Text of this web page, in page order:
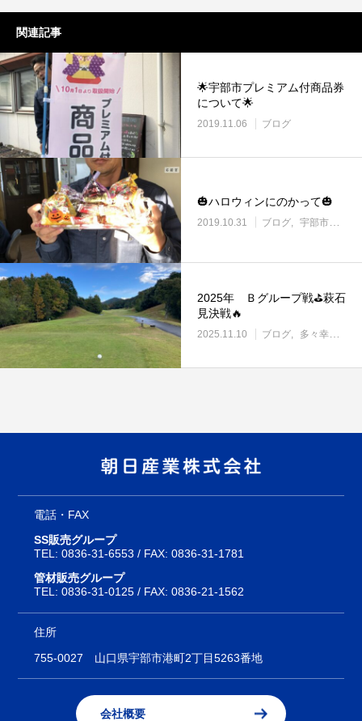
関連記事
🌟宇部市プレミアム付商品券
について🌟
2019.11.06 ブログ
🎃ハロウィンにのかって🎃
2019.10.31 ブログ 宇部市働き方改革に取り組む企業
2025年 Ｂグループ戦⛳萩石
見決戦🔥
2025.11.10 ブログ 多々幸会⛳
電話・FAX
SS販売グループ
TEL:0836-31-6553 / FAX: 0836-31-1781
管材販売グループ
TEL:0836-31-0125 / FAX: 0836-21-1562
住所
755-0027 山口県宇部市港町2丁目5263番地
会社概要